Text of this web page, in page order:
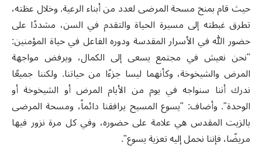
حيث قام بمنح مسحة المرضى لعدد من أبناء الرعية. وخلال عظته،
تطرق غبطته إلى مسيرة الحياة والتقدم في السن، مشددًا على
حضور الله في الأسرار المقدسة ودوره الفاعل في حياة المؤمنين:
"نحن نعيش في مجتمع يسعى إلى الكمال، ويرفض مواجهة
المرض والشيخوخة، وكأنهما ليسا جزءًا من حياتنا. ولكننا جميعًا
ندرك أننا سنواجه في يوم من الأيام المرض أو الشيخوخة أو
الوحدة". وأضاف: "يسوع المسيح يرافقنا دائماً، ومسحة المرضى
بالزيت المقدس هي علامة على حضوره، وفي كل مرة نزور فيها
مريضًا، فإننا نحمل إليه تعزية يسوع".